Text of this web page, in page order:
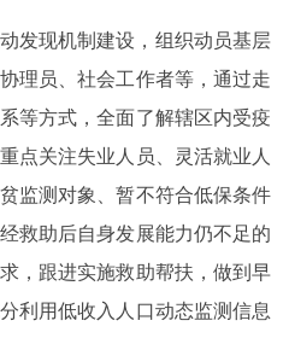
发现机制建设，组织动员基层
理员、社会工作者等，通过走
等方式，全面了解辖区内受疫
点关注失业人员、灵活就业人
监测对象、暂不符合低保条件
救助后自身发展能力仍不足的
，跟进实施救助帮扶，做到早
利用低收入人口动态监测信息